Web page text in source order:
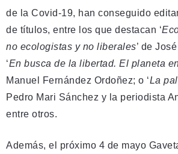
de la Covid-19, han conseguido
de títulos, entre los que destacan ‘
no ecologistas y no liberales’ de
‘En busca de la libertad. El planeta
Manuel Fernández Ordoñez; o ‘La
Pedro Mari Sánchez y la periodista
entre otros.
Además, el próximo 4 de mayo